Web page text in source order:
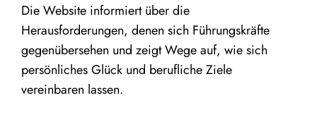
Die Website informiert über die
Herausforderungen, denen sich Führungskräfte
gegenübersehen und zeigt Wege auf, wie sich
persönliches Glück und berufliche Ziele
vereinbaren lassen.